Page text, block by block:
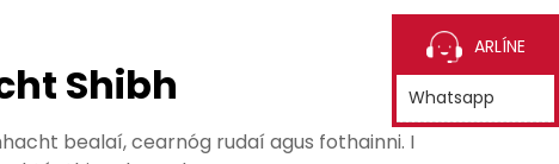
Shibh
bealaí, cearnóg rudaí agus fothainni. I
ARLÍNE
Whatsapp